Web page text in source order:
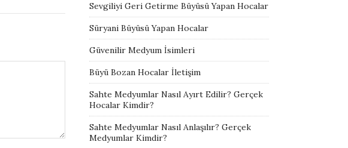
Sevgiliyi Geri Getirme Büyüsü Yapan Hocalar
Süryani Büyüsü Yapan Hocalar
Güvenilir Medyum İsimleri
Büyü Bozan Hocalar İletişim
Sahte Medyumlar Nasıl Ayırt Edilir? Gerçek
Hocalar Kimdir?
Sahte Medyumlar Nasıl Anlaşılır? Gerçek
Medyumlar Kimdir?